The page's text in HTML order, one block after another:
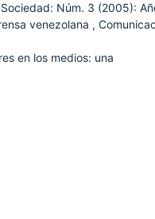
Núm. 3 (2005):
venezolana ,
en los medios: una